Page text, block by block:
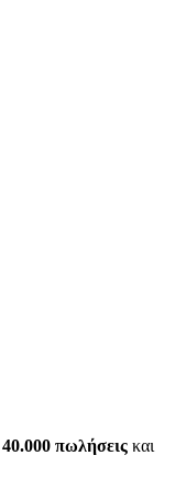
40.000 πωλήσεις και